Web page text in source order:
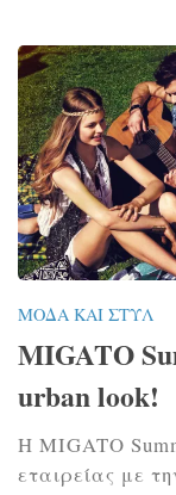
ΜΌΔΑ ΚΑΙ ΣΤΥΛ
MIGATO
urban look!
Η MIGATO
εταιρείας με